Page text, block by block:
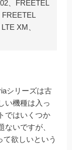
、FREETEL
XM、
シリーズは古
い機種は入っ
ではいくつか
いですが、
欲しいという